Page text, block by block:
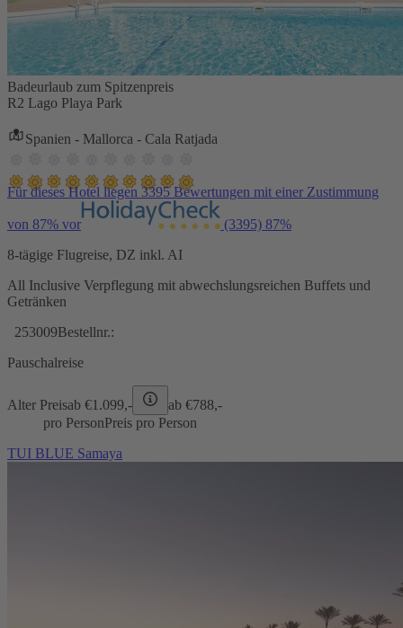
Badeurlaub zum Spitzenpreis
R2 Lago Playa Park
Spanien - Mallorca - Cala Ratjada
Für dieses Hotel liegen 3395 Bewertungen mit einer Zustimmung
von 87% vor (3395) 87%
8-tägige Flugreise, DZ inkl. AI
All Inclusive Verpflegung mit abwechslungsreichen Buffets und
Getränken
253009Bestellnr.:
Pauschalreise
Alter Preisab €1.099,- ab €788,-
pro PersonPreis pro Person
TUI BLUE Samaya